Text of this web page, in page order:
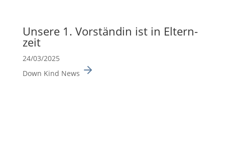
Unsere 1. Vorständin ist in Eltern­
zeit
24/03/2025
Down Kind News